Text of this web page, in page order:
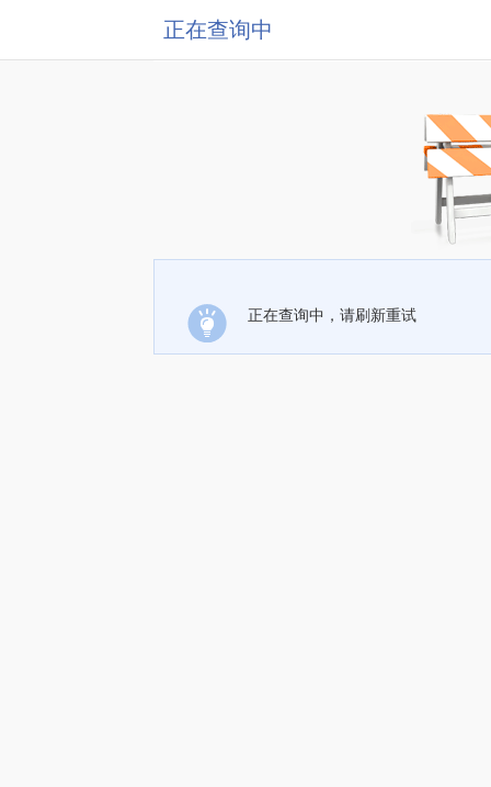
正在查询中
正在查询中，请刷新重试